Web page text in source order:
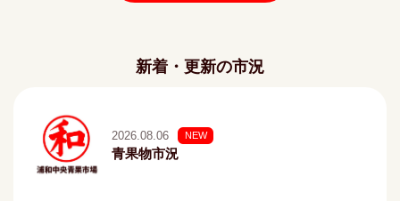
新着・更新の市況
2026.08.06 NEW
青果物市況